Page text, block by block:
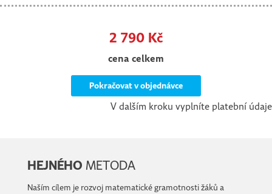
2 790 Kč
cena celkem
Pokračovat v objednávce
V dalším kroku vyplníte platební údaje
HEJNÉHO METODA
Naším cílem je rozvoj matematické gramotnosti žáků a